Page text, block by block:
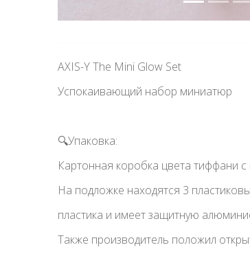
AXIS-Y The Mini Glow Set
Успокаивающий набор миниатюр
🔍Упаковка:
Картонная коробка цвета тиффани
На подложке находятся 3
пластика и имеет защитную
Также производитель положил